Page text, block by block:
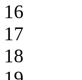
16
17
18